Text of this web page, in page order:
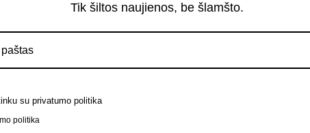
Tik šiltos naujienos, be šlamšto.
su privatumo politika
politika